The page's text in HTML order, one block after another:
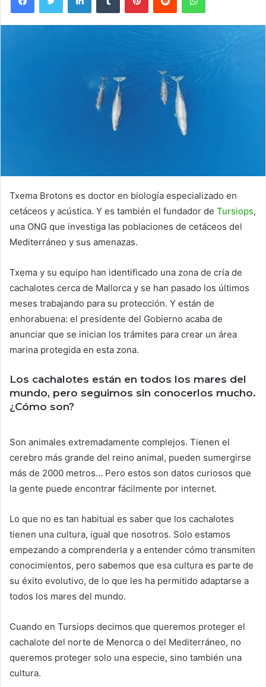
Txema Brotons es doctor en biología especializado en
cetáceos y acústica. Y es también el fundador de Tursiops,
una ONG que investiga las poblaciones de cetáceos del
Mediterráneo y sus amenazas.
Txema y su equipo han identificado una zona de cría de
cachalotes cerca de Mallorca y se han pasado los últimos
meses trabajando para su protección. Y están de
enhorabuena: el presidente del Gobierno acaba de
anunciar que se inician los trámites para crear un área
marina protegida en esta zona.
Los cachalotes están en todos los mares del
mundo, pero seguimos sin conocerlos mucho.
¿Cómo son?
Son animales extremadamente complejos. Tienen el
cerebro más grande del reino animal, pueden sumergirse
más de 2000 metros… Pero estos son datos curiosos que
la gente puede encontrar fácilmente por internet.
Lo que no es tan habitual es saber que los cachalotes
tienen una cultura, igual que nosotros. Solo estamos
empezando a comprenderla y a entender cómo transmiten
conocimientos, pero sabemos que esa cultura es parte de
su éxito evolutivo, de lo que les ha permitido adaptarse a
todos los mares del mundo.
Cuando en Tursiops decimos que queremos proteger el
cachalote del norte de Menorca o del Mediterráneo, no
queremos proteger solo una especie, sino también una
cultura.